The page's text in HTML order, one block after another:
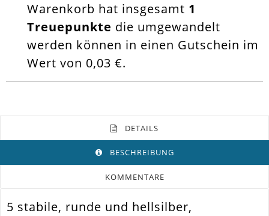
Warenkorb hat insgesamt 1
Treuepunkte die umgewandelt
werden können in einen Gutschein im
Wert von 0,03 €.
DETAILS
BESCHREIBUNG
KOMMENTARE
Farbe Hellsilber
5 stabile, runde und hellsilber,